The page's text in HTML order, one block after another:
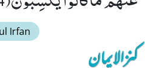
Irfan
کنزالایمان